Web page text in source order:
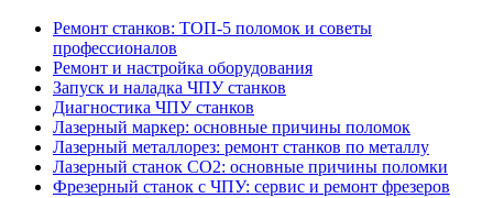
Ремонт станков: ТОП-5 поломок и советы
профессионалов
Ремонт и настройка оборудования
Запуск и наладка ЧПУ станков
Диагностика ЧПУ станков
Лазерный маркер: основные причины поломок
Лазерный металлорез: ремонт станков по металлу
Лазерный станок СО2: основные причины поломки
Фрезерный станок с ЧПУ: сервис и ремонт фрезеров